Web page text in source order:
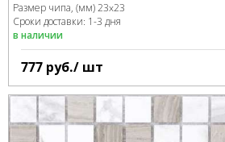
Размер чипа, (мм)23x23
Сроки доставки: 1-3 дня
в наличии
777 руб./ шт